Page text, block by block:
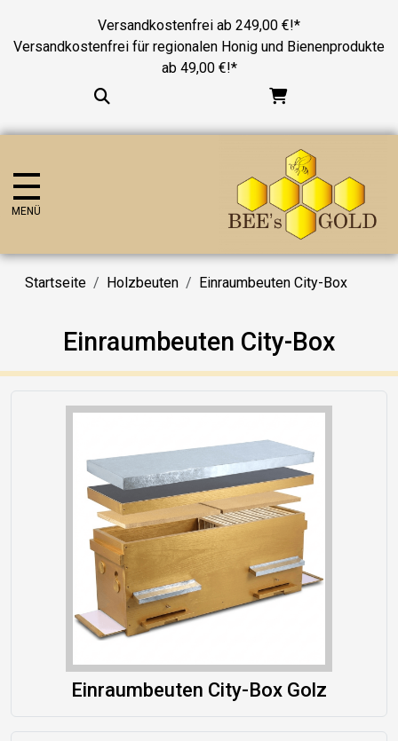
Versandkostenfrei ab 249,00 €!*
Versandkostenfrei für regionalen Honig und Bienenprodukte
ab 49,00 €!*
MENÜ
Startseite Holzbeuten Einraumbeuten City-Box
Einraumbeuten City-Box
Einraumbeuten City-Box Golz